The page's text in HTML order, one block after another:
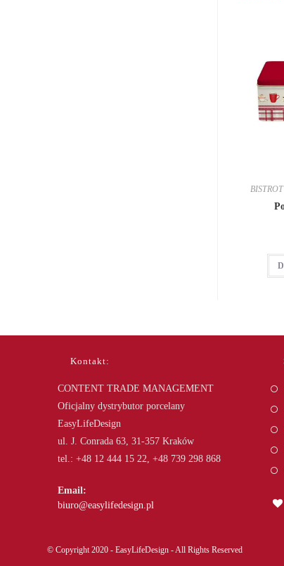
Kontakt:
CONTENT TRADE MANAGEMENT
Oficjalny dystrybutor porcelany
EasyLifeDesign
ul. J. Conrada 63, 31-357 Kraków
tel.: +48 12 444 15 22, +48 739 298 868
Email:
biuro@easylifedesign.pl
© Copyright 2020 - EasyLifeDesign - All Rights Reserved